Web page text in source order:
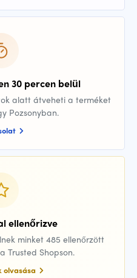
30 percen belül
alatt átveheti a terméket
Pozsonyban.
ellenőrizve
minket 485 ellenőrzött
Trusted Shopson.
olvasása